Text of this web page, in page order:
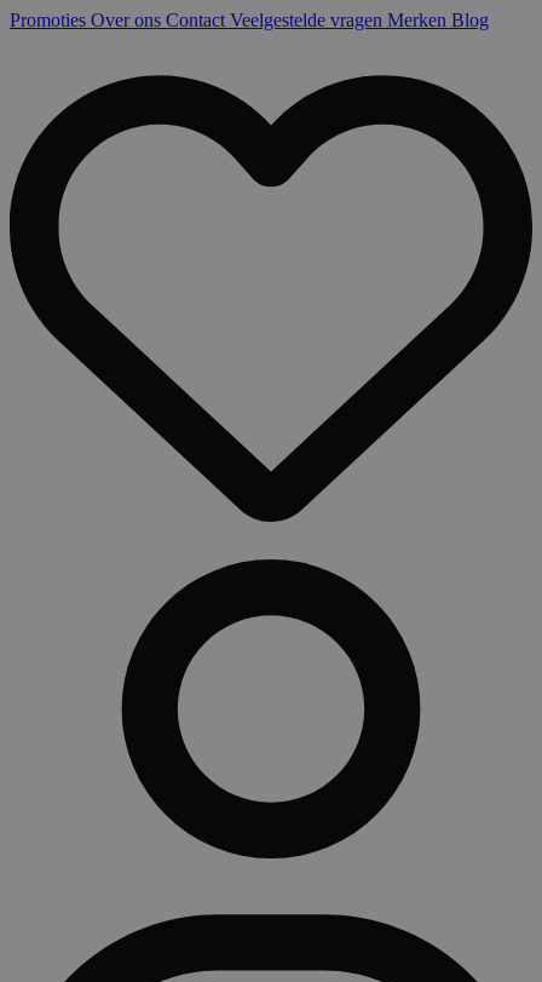
Promoties Over ons Contact Veelgestelde vragen Merken Blog